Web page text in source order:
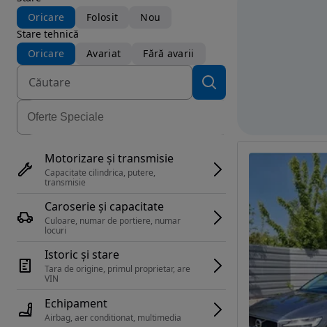
Oricare
Folosit
Nou
Stare tehnică
Oricare
Avariat Fără avarii
Motorizare și transmisie
Capacitate cilindrica, putere,
transmisie
Caroserie și capacitate
Culoare, numar de portiere, numar
locuri
Istoric și stare
Tara de origine, primul proprietar, are
Echipament
Airbag, aer conditionat, multimedia